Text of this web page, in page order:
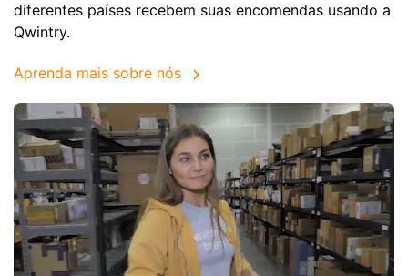
diferentes países recebem suas encomendas usando a
Qwintry.
Aprenda mais sobre nós